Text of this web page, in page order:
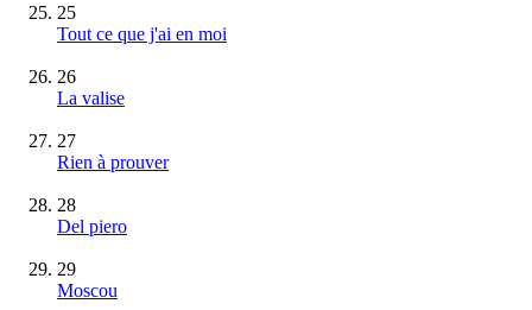
25
Tout ce que j'ai en moi
26
La valise
27
Rien à prouver
28
Del piero
29
Moscou